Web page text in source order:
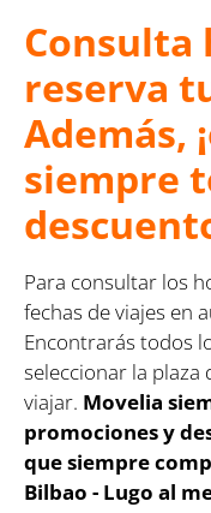
Consulta
reserva
Además,
siempre
Para consultar los
fechas de viajes en
Encontrarás todos
seleccionar la plaza
viajar. Movelia
promociones y
que siempre
Bilbao - Lugo al